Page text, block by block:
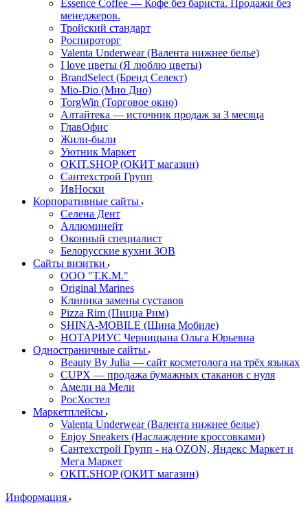
Essence Coffee — Кофе без бариста. Продажи без
менеджеров.
Тройский стандарт
Роспироторг
Valenta Underwear (Валента нижнее белье)
I love цветы (Я люблю цветы)
BrandSelect (Бренд Селект)
Mio-Dio (Мио Дио)
TorgWin (Торговое окно)
Алтайтека — источник продаж за 3 месяца
ГлавОфис
Жили-были
Уютник Маркет
OKIT.SHOP (ОКИТ магазин)
Сантехстрой Групп
ИвНоски
Корпоративные сайты
Селена Дент
Аллюминейт
Оконный специалист
Белорусские кухни ЗОВ
Сайты визитки
ООО "Т.К.М."
Original Marines
Клиника замены суставов
Pizza Rim (Пицца Рим)
SHINA-MOBILE (Шина Мобиле)
НОТАРИУС Черницына Ольга Юрьевна
Одностраничные сайты
Beauty By Julia — сайт косметолога на трёх языках
CUPX — продажа бумажных стаканов с нуля
Амели на Мели
РосХостел
Маркетплейсы
Valenta Underwear (Валента нижнее белье)
Enjoy Sneakers (Наслаждение кроссовками)
Сантехcтрой Групп - на OZON, Яндекс Маркет и
Мега Маркет
OKIT.SHOP (ОКИТ магазин)
Информация